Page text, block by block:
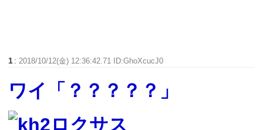
1 : 2018/10/12(金) 12:36:42.71 ID:GhoXcucJ0
ワイ「？？？？？」